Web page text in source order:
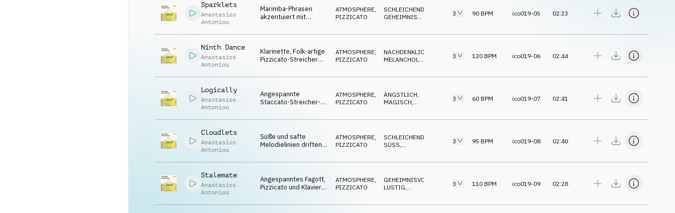
erzeugen eine
reflektierende und
Sparklets
Anastasios
Antoniou
Marimba-Phrasen
akzentuiert mit
Holzbläsern rufen
ATMOSPHERE,
PIZZICATO
SCHLEICHEND
GEHEIMNISVOLL
3 90 BPM ico019-05 02:23
Ninth Dance
Anastasios
Antoniou
Klarinette, Folk-artige
Pizzicato-Streicher
erzeugen ein
melancholisches
Ambiente
ATMOSPHERE,
PIZZICATO
NACHDENKLICH
MELANCHOLISCH
3 120 BPM ico019-06 02:44
Logically
Anastasios
Antoniou
Angespannte
Staccato-Streicher-
Arpeggio,
Klavier und safte
Bläsermelodie
ATMOSPHERE,
PIZZICATO
ÄNGSTLICH,
MAGISCH,
3 60 BPM ico019-07 02:41
Cloudlets
Anastasios
Antoniou
Süße und safte
Melodielinien driften
harmonische
ATMOSPHERE,
PIZZICATO
SCHLEICHEND
SÜSS,
3 95 BPM ico019-08 02:40
Stalemate
Anastasios
Antoniou
Angespanntes Fagott,
Pizzicato und Klavier
Bassklarinette und
ATMOSPHERE,
PIZZICATO
GEHEIMNISVOLL
LUSTIG,
3 110 BPM ico019-09 02:28